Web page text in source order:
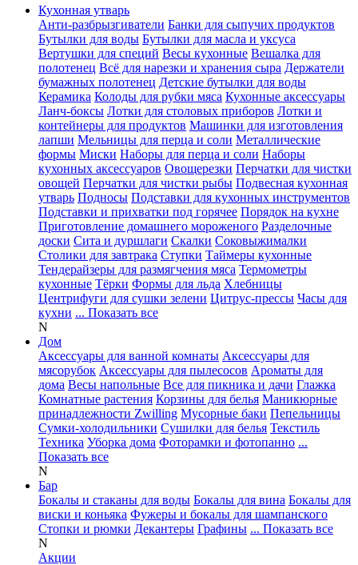
Кухонная утварь
Анти-разбрызгиватели Банки для сыпучих продуктов
Бутылки для воды Бутылки для масла и уксуса
Вертушки для специй Весы кухонные Вешалка для
полотенец Всё для нарезки и хранения сыра Держатели
бумажных полотенец Детские бутылки для воды
Керамика Колоды для рубки мяса Кухонные аксессуары
Ланч-боксы Лотки для столовых приборов Лотки и
контейнеры для продуктов Машинки для изготовления
лапши Мельницы для перца и соли Металлические
формы Миски Наборы для перца и соли Наборы
кухонных аксессуаров Овощерезки Перчатки для чистки
овощей Перчатки для чистки рыбы Подвесная кухонная
утварь Подносы Подставки для кухонных инструментов
Подставки и прихватки под горячее Порядок на кухне
Приготовление домашнего мороженого Разделочные
доски Сита и дуршлаги Скалки Соковыжималки
Столики для завтрака Ступки Таймеры кухонные
Тендерайзеры для размягчения мяса Термометры
кухонные Тёрки Формы для льда Хлебницы
Центрифуги для сушки зелени Цитрус-прессы Часы для
кухни ... Показать все
N
Дом
Аксессуары для ванной комнаты Аксессуары для
мясорубок Аксессуары для пылесосов Ароматы для
дома Весы напольные Все для пикника и дачи Глажка
Комнатные растения Корзины для белья Маникюрные
принадлежности Zwilling Мусорные баки Пепельницы
Сумки-холодильники Сушилки для белья Текстиль
Техника Уборка дома Фоторамки и фотопанно ...
Показать все
N
Бар
Бокалы и стаканы для воды Бокалы для вина Бокалы для
виски и коньяка Фужеры и бокалы для шампанского
Стопки и рюмки Декантеры Графины ... Показать все
N
Акции